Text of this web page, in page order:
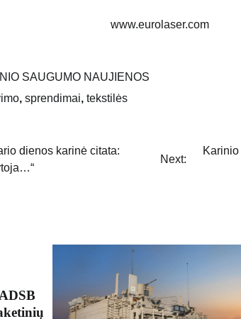
www.eurolaser.com
SAUGUMO NAUJIENOS
, sprendimai, tekstilės
dienos karinė citata:
Next: